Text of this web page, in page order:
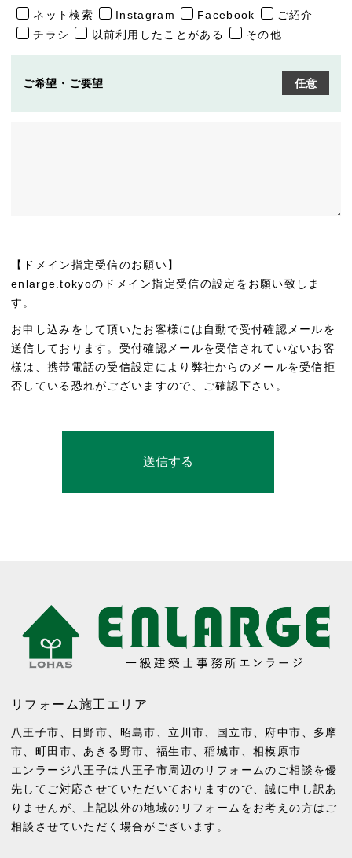
ネット検索 Instagram Facebook
ご紹介
チラシ
以前利用したことがある その他
ご希望・ご要望 任意
【ドメイン指定受信のお願い】
enlarge.tokyoのドメイン指定受信の設定をお願い致しま
す。
お申し込みをして頂いたお客様には自動で受付確認メールを
送信しております。受付確認メールを受信されていないお客
様は、携帯電話の受信設定により弊社からのメールを受信拒
否している恐れがございますので、ご確認下さい。
リフォーム施工エリア
八王子市、 日野市、 昭島市、 立川市、 国立市、 府中市、 多摩
市、 町田市、あきる野市、 福生市、稲城市、相模原市
エンラージ八王子は八王子市周辺のリフォームのご相談を優
先してご対応させていただいておりますので、誠に申し訳あ
りませんが、上記以外の地域のリフォームをお考えの方はご
相談させていただく場合がございます。